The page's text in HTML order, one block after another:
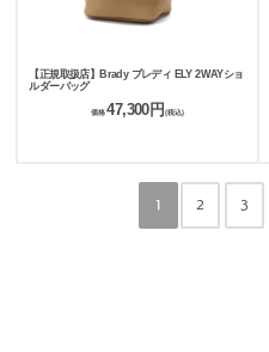
【正規取扱店】Brady ブレディ ELY 2WAYショ
ルダーバッグ
価格 47,300円 (税込)
1 2 3